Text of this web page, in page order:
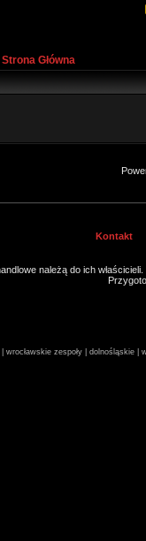
Główna
Kontakt
należą do ich
wrocławskie zespoły | dolnośląskie